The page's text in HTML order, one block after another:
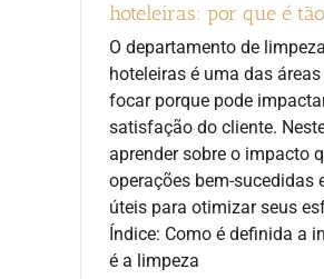
hoteleiras: por que é
O departamento de
hoteleiras é uma das
focar porque pode
satisfação do cliente.
aprender sobre o impacto
operações bem-sucedidas
úteis para otimizar seus
Índice: Como é definida a
é a limpeza